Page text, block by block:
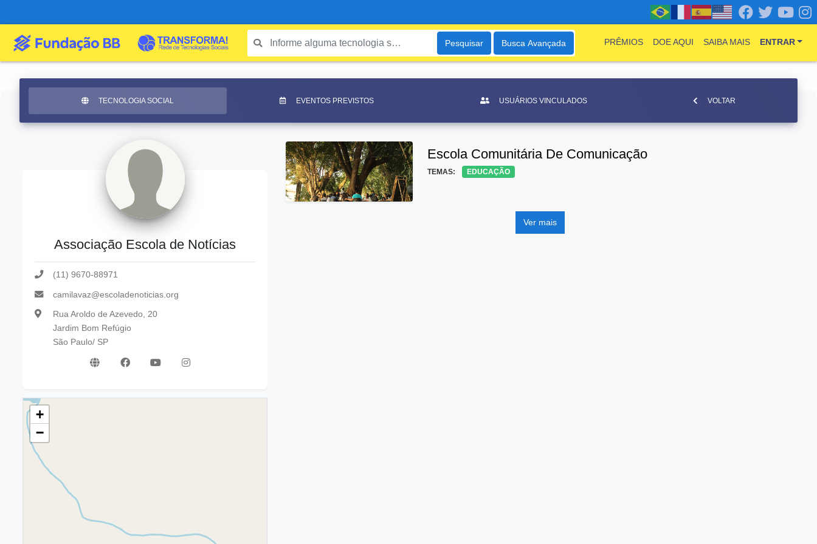
Pesquisar Busca Avançada PRÊMIOS DOE AQUI SAIBA MAIS ENTRAR
TECNOLOGIA SOCIAL EVENTOS PREVISTOS USUÁRIOS VINCULADOS VOLTAR
Associação Escola de Notícias
(11) 9670-88971
camilavaz@escoladenoticias.org
Rua Aroldo de Azevedo, 20
Jardim Bom Refúgio
São Paulo/ SP
+
−
Escola Comunitária De Comunicação
TEMAS: EDUCAÇÃO
Ver mais